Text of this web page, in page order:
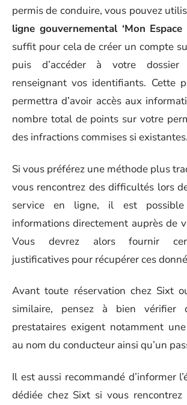
permis de conduire, vous pouvez
ligne gouvernemental ‘Mon Espace
suffit pour cela de créer un compte
puis d’accéder à votre dossier
renseignant vos identifiants. Cette
permettra d’avoir accès aux
nombre total de points sur votre
des infractions commises si existantes.
Si vous préférez une méthode plus
vous rencontrez des difficultés lors
service en ligne, il est possible
informations directement auprès de
Vous devrez alors fournir
justificatives pour récupérer ces
Avant toute réservation chez Sixt
similaire, pensez à bien vérifier
prestataires exigent notamment
au nom du conducteur ainsi qu’un
Il est aussi recommandé d’informer
dédiée chez Sixt si vous